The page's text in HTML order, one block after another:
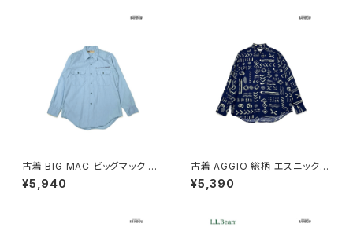
古着 BIG MAC ビッグマック 刺
繍 無地 コットン 長袖 シャツ 青
水色 (ttu2603111)
¥5,940
古着 AGGIO 総柄 エスニック柄
長袖 シャツ 紺 (ttu2603110)
¥5,390